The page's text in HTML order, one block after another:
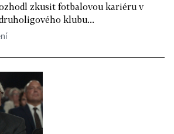
zkusit fotbalovou kariéru v
klubu...